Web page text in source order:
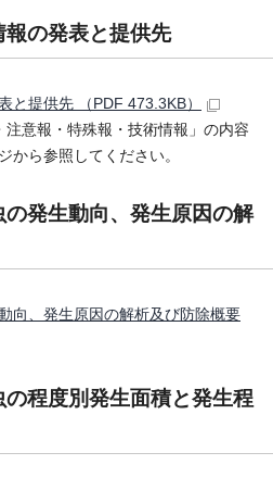
の発表と提供先
と提供先 （PDF 473.3KB）
意報・特殊報・技術情報」の内容
から参照してください。
発生動向、発生原因の解
向、発生原因の解析及び防除概要
程度別発生面積と発生程